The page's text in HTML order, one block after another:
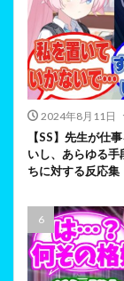
2024年8月11日
【SS】先生が仕
いし、あらゆる
ちに対する反応集